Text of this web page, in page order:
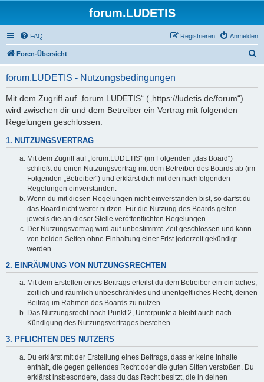
forum.LUDETIS
FAQ Anmelden
Registrieren
Foren-Übersicht
forum.LUDETIS - Nutzungsbedingungen
Mit dem Zugriff auf „forum.LUDETIS“ („https://ludetis.de/forum“)
wird zwischen dir und dem Betreiber ein Vertrag mit folgenden
Regelungen geschlossen:
1. NUTZUNGSVERTRAG
Mit dem Zugriff auf „forum.LUDETIS“ (im Folgenden „das Board“)
schließt du einen Nutzungsvertrag mit dem Betreiber des Boards ab (im
Folgenden „Betreiber“) und erklärst dich mit den nachfolgenden
Regelungen einverstanden.
Wenn du mit diesen Regelungen nicht einverstanden bist, so darfst du
das Board nicht weiter nutzen. Für die Nutzung des Boards gelten
jeweils die an dieser Stelle veröffentlichten Regelungen.
Der Nutzungsvertrag wird auf unbestimmte Zeit geschlossen und kann
von beiden Seiten ohne Einhaltung einer Frist jederzeit gekündigt
werden.
2. EINRÄUMUNG VON NUTZUNGSRECHTEN
Mit dem Erstellen eines Beitrags erteilst du dem Betreiber ein einfaches,
zeitlich und räumlich unbeschränktes und unentgeltliches Recht, deinen
Beitrag im Rahmen des Boards zu nutzen.
Das Nutzungsrecht nach Punkt 2, Unterpunkt a bleibt auch nach
Kündigung des Nutzungsvertrages bestehen.
3. PFLICHTEN DES NUTZERS
Du erklärst mit der Erstellung eines Beitrags, dass er keine Inhalte
enthält, die gegen geltendes Recht oder die guten Sitten verstoßen. Du
erklärst insbesondere, dass du das Recht besitzt, die in deinen